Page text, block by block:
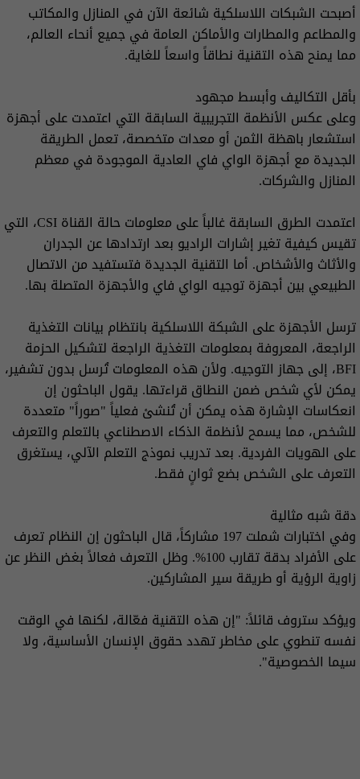
أصبحت الشبكات اللاسلكية شائعة الآن في المنازل والمكاتب
والمطاعم والمطارات والأماكن العامة في جميع أنحاء العالم،
مما يمنح هذه التقنية نطاقاً واسعاً للغاية.
بأقل التكاليف وأبسط مجهود
وعلى عكس الأنظمة التجريبية السابقة التي اعتمدت على أجهزة
استشعار باهظة الثمن أو معدات متخصصة، تعمل الطريقة
الجديدة مع أجهزة الواي فاي العادية الموجودة في معظم
المنازل والشركات.
اعتمدت الطرق السابقة غالباً على معلومات حالة القناة CSI، التي
تقيس كيفية تغير إشارات الراديو بعد ارتدادها عن الجدران
والأثاث والأشخاص. أما التقنية الجديدة فتستفيد من الاتصال
الطبيعي بين أجهزة توجيه الواي فاي والأجهزة المتصلة بها.
ترسل الأجهزة على الشبكة اللاسلكية بانتظام بيانات التغذية
الراجعة، المعروفة بمعلومات التغذية الراجعة لتشكيل الحزمة
BFI، إلى جهاز التوجيه. ولأن هذه المعلومات تُرسل بدون تشفير،
يمكن لأي شخص ضمن النطاق قراءتها. يقول الباحثون إن
انعكاسات الإشارة هذه يمكن أن تُنشئ فعلياً "صوراً" متعددة
للشخص، مما يسمح لأنظمة الذكاء الاصطناعي بالتعلم والتعرف
على الهويات الفردية. بعد تدريب نموذج التعلم الآلي، يستغرق
التعرف على الشخص بضع ثوانٍ فقط.
دقة شبه مثالية
وفي اختبارات شملت 197 مشاركاً، قال الباحثون إن النظام تعرف
على الأفراد بدقة تقارب 100%. وظل التعرف فعالاً بغض النظر عن
زاوية الرؤية أو طريقة سير المشاركين.
ويؤكد ستروف قائلاً: "إن هذه التقنية فعّالة، لكنها في الوقت
نفسه تنطوي على مخاطر تهدد حقوق الإنسان الأساسية، ولا
سيما الخصوصية".